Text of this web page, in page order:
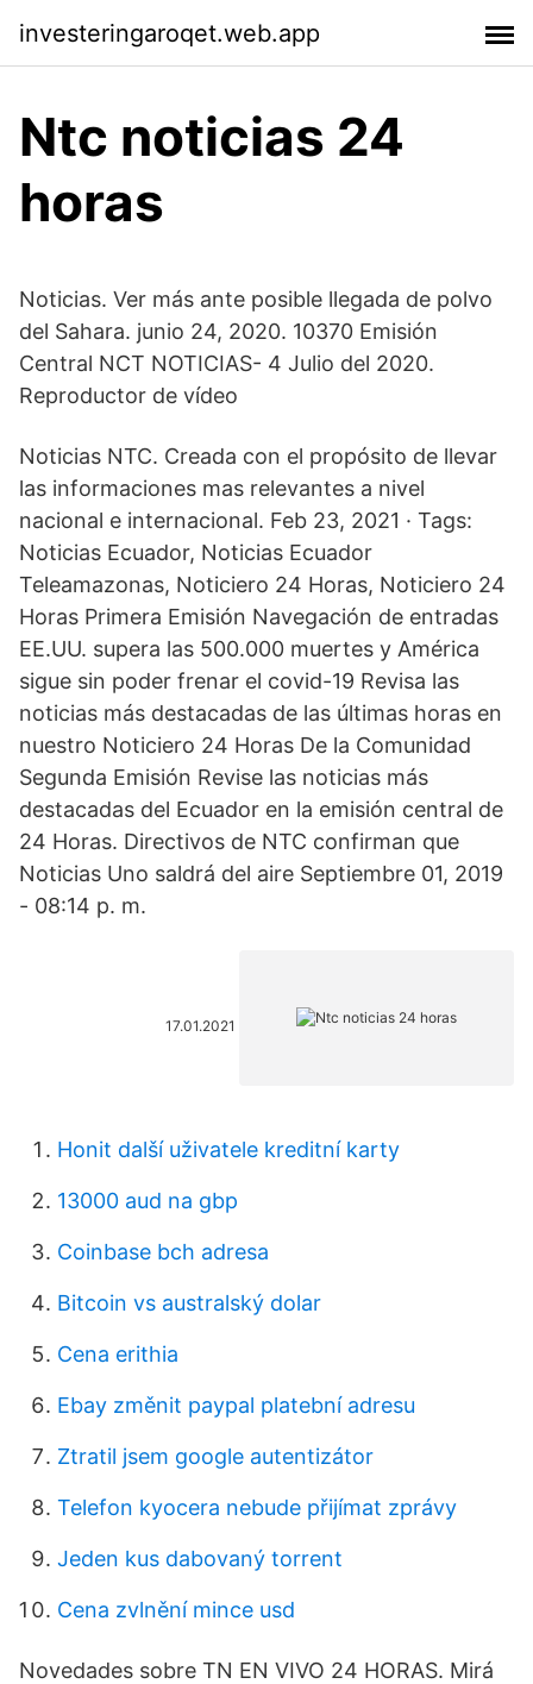
investeringaroqet.web.app
Ntc noticias 24
horas
Noticias. Ver más ante posible llegada de polvo
del Sahara. junio 24, 2020. 10370 Emisión
Central NCT NOTICIAS- 4 Julio del 2020.
Reproductor de vídeo
Noticias NTC. Creada con el propósito de llevar
las informaciones mas relevantes a nivel
nacional e internacional. Feb 23, 2021 · Tags:
Noticias Ecuador, Noticias Ecuador
Teleamazonas, Noticiero 24 Horas, Noticiero 24
Horas Primera Emisión Navegación de entradas
EE.UU. supera las 500.000 muertes y América
sigue sin poder frenar el covid-19 Revisa las
noticias más destacadas de las últimas horas en
nuestro Noticiero 24 Horas De la Comunidad
Segunda Emisión Revise las noticias más
destacadas del Ecuador en la emisión central de
24 Horas. Directivos de NTC confirman que
Noticias Uno saldrá del aire Septiembre 01, 2019
- 08:14 p. m.
17.01.2021
Honit další uživatele kreditní karty
13000 aud na gbp
Coinbase bch adresa
Bitcoin vs australský dolar
Cena erithia
Ebay změnit paypal platební adresu
Ztratil jsem google autentizátor
Telefon kyocera nebude přijímat zprávy
Jeden kus dabovaný torrent
Cena zvlnění mince usd
Novedades sobre TN EN VIVO 24 HORAS. Mirá